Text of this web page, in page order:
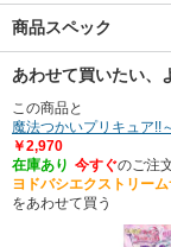
商品スペック
あわせて買いたい、
この商品と
魔法つかいプリキュア!!
￥2,970
在庫あり 今すぐのご注
ヨドバシエクストリーム
をあわせて買う